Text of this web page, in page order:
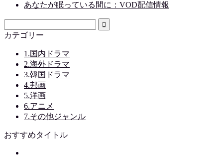
あなたが眠っている間に：VOD配信情報
カテゴリー
1.国内ドラマ
2.海外ドラマ
3.韓国ドラマ
4.邦画
5.洋画
6.アニメ
7.その他ジャンル
おすすめタイトル